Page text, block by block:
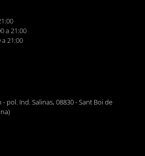
a 21:00
21:00
pol. Ind. Salinas, 08830 - Sant Boi de